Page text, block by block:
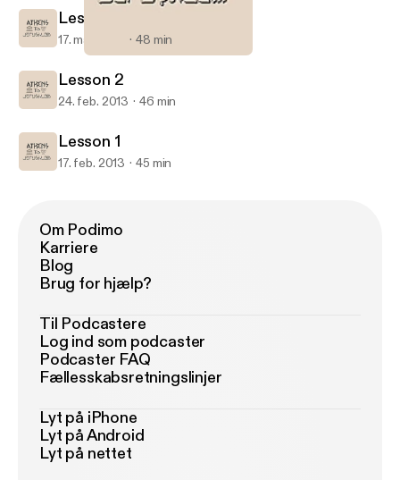
Hall of Faith - Athens to Jerusalem
Lesson 3
17. mar. 2013 48 min
Lesson 2
24. feb. 2013 46 min
Lesson 1
17. feb. 2013 45 min
Om Podimo
Karriere
Blog
Brug for hjælp?
Til Podcastere
Log ind som podcaster
Podcaster FAQ
Fællesskabsretningslinjer
Lyt på iPhone
Lyt på Android
Lyt på nettet